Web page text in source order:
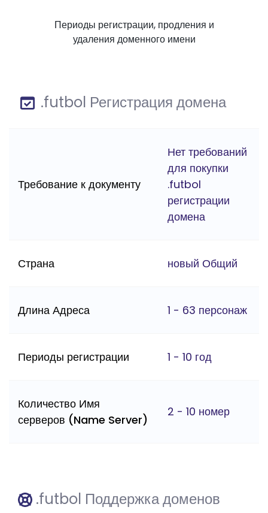
Периоды регистрации, продления и
удаления доменного имени
.futbol Регистрация домена
Требование к документу
Нет требований
для покупки
.futbol
регистрации
домена
Страна новый Общий
Длина Адреса 1 - 63 персонаж
Периоды регистрации 1 - 10 год
Количество Имя
серверов (Name Server)
2 - 10 номер
.futbol Поддержка доменов